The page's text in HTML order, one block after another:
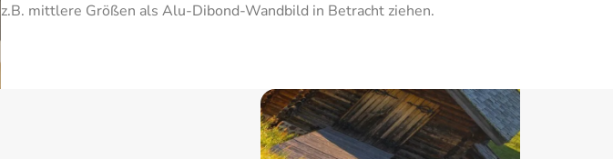
z.B. mittlere Größen als Alu-Dibond-Wandbild in Betracht ziehen.